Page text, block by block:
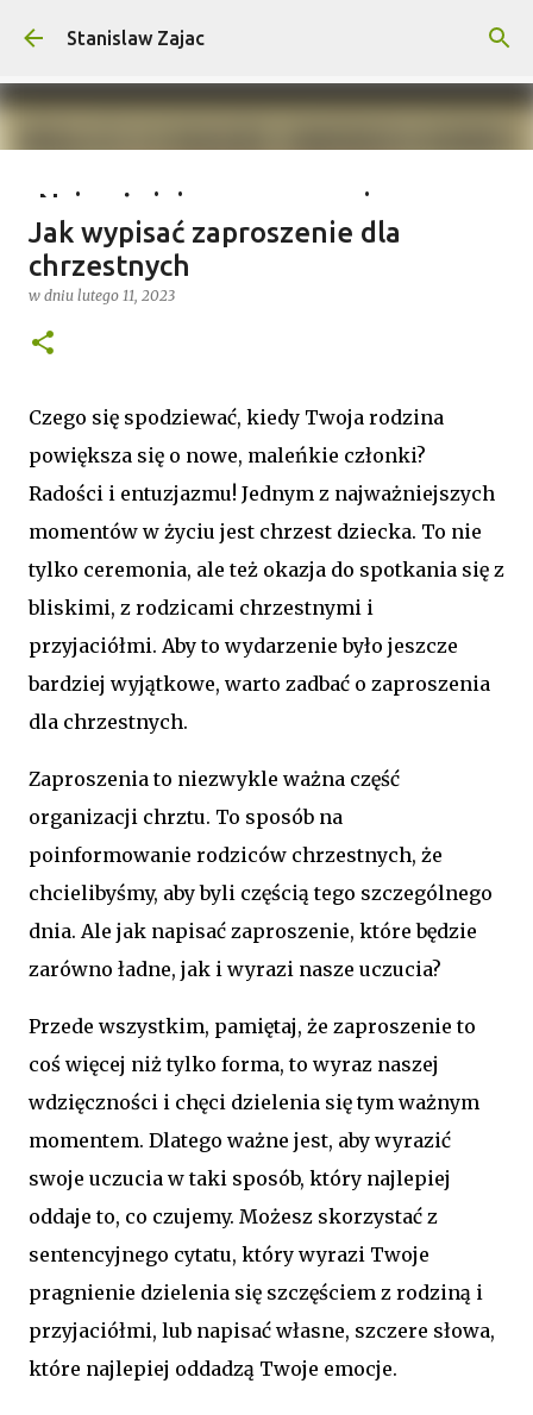
Przejdź do głównej zawartości
Stanislaw Zajac
Najważniejsze wymagania na
wyprawy outdoorowe – co musisz
wiedzieć?
w dniulipca 04, 2025
Jak wypisać zaproszenie dla
chrzestnych
w dniu lutego 11, 2023
Czego się spodziewać, kiedy Twoja rodzina
powiększa się o nowe, maleńkie członki?
Radości i entuzjazmu! Jednym z najważniejszych
momentów w życiu jest chrzest dziecka. To nie
tylko ceremonia, ale też okazja do spotkania się z
bliskimi, z rodzicami chrzestnymi i
przyjaciółmi. Aby to wydarzenie było jeszcze
bardziej wyjątkowe, warto zadbać o zaproszenia
dla chrzestnych.
Zaproszenia to niezwykle ważna część
organizacji chrztu. To sposób na
poinformowanie rodziców chrzestnych, że
chcielibyśmy, aby byli częścią tego szczególnego
dnia. Ale jak napisać zaproszenie, które będzie
zarówno ładne, jak i wyrazi nasze uczucia?
Przede wszystkim, pamiętaj, że zaproszenie to
coś więcej niż tylko forma, to wyraz naszej
wdzięczności i chęci dzielenia się tym ważnym
momentem. Dlatego ważne jest, aby wyrazić
swoje uczucia w taki sposób, który najlepiej
oddaje to, co czujemy. Możesz skorzystać z
sentencyjnego cytatu, który wyrazi Twoje
pragnienie dzielenia się szczęściem z rodziną i
przyjaciółmi, lub napisać własne, szczere słowa,
które najlepiej oddadzą Twoje emocje.